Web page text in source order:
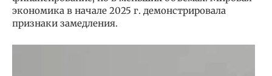
экономика в начале 2025 г. демонстрировала
признаки замедления.